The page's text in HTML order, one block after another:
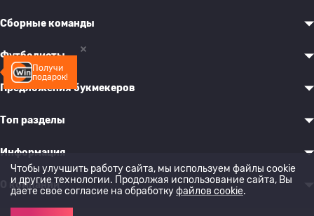
Получи
подарок!
Сборные команды
Футболисты
Предложения букмекеров
Топ разделы
Информация
О компании
Чтобы улучшить работу сайта, мы используем файлы cookie
и другие технологии. Продолжая использование сайта, Вы
даете свое согласие на обработкуфайлов cookie.